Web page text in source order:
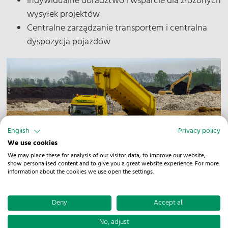
wysyłek projektów
Centralne zarządzanie transportem i centralna
dyspozycja pojazdów
Dobrze wiedzieć
Jakie towary są transportowane w
English
Privacy policy
We use cookies
We may place these for analysis of our visitor data, to improve our website,
show personalised content and to give you a great website experience. For more
information about the cookies we use open the settings.
Deny
Accept all
No, adjust